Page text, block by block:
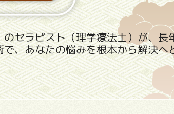
セラピスト（理学療法士）が、長
、あなたの悩みを根本から解決へ